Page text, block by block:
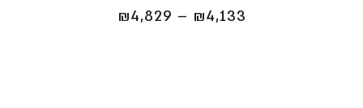
₪4,133
–
₪4,829